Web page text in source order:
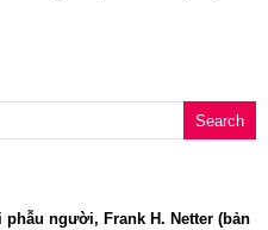
phẫu người, Frank H. Netter (bản